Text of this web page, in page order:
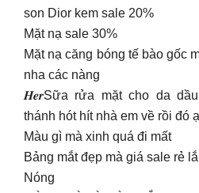
son Dior kem sale 20%
Mặt nạ sale 30%
Mặt nạ căng bóng tế bào gốc
nha các nàng
𝑯𝒆𝒓Sữa rửa mặt cho da
thánh hót hít nhà em về rồi đó ạ
Màu gì mà xinh quá đi mất
Bảng mắt đẹp mà giá sale rẻ
Nóng